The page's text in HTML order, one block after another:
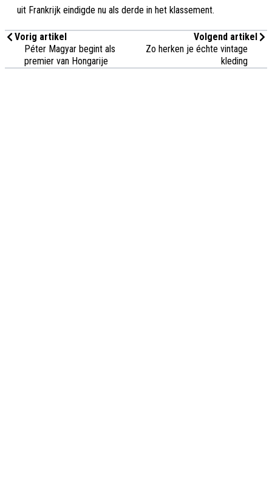
uit Frankrijk eindigde nu als derde in het klassement.
Vorig artikel
Péter Magyar begint als
premier van Hongarije
Volgend artikel
Zo herken je échte vintage
kleding